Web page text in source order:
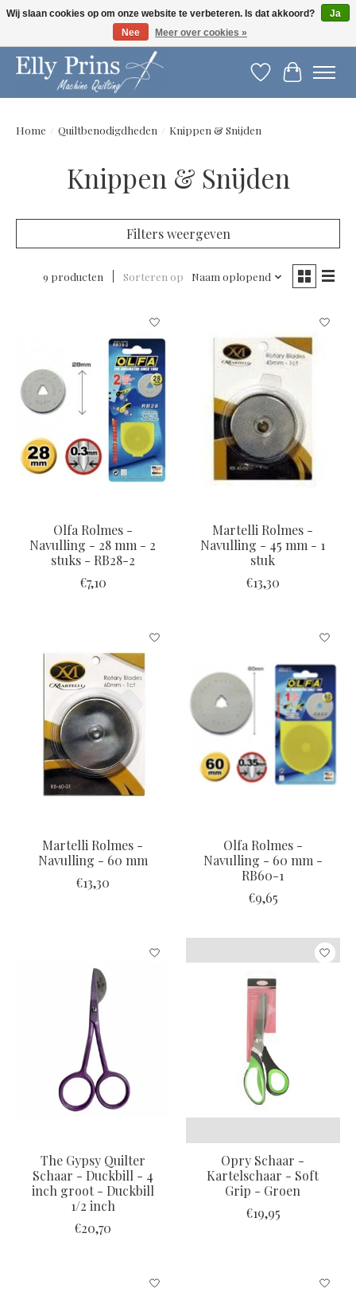
Let op: gewijzigde openingstijden!
Verlanglijst
Home / Quiltbenodigdheden / Knippen & Snijden
Knippen & Snijden
Filters weergeven
9 producten Sorteren op Naam oplopend
Olfa Rolmes -
Navulling - 28 mm - 2
stuks - RB28-2
€7,10
Martelli Rolmes -
Navulling - 45 mm - 1
stuk
€13,30
Martelli Rolmes -
Navulling - 60 mm
€13,30
Olfa Rolmes -
Navulling - 60 mm -
RB60-1
€9,65
The Gypsy Quilter
Schaar - Duckbill - 4
inch groot - Duckbill
1/2 inch
€20,70
Opry Schaar -
Kartelschaar - Soft
Grip - Groen
€19,95
Wij slaan cookies op om onze website te verbeteren. Is dat akkoord?
Ja
Nee
Meer over cookies »